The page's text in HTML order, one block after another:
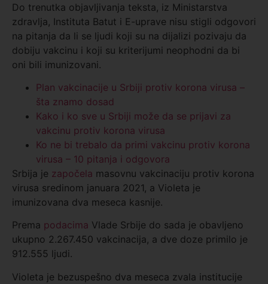
Do trenutka objavljivanja teksta, iz Ministarstva
zdravlja, Instituta Batut i E-uprave nisu stigli odgovori
na pitanja da li se ljudi koji su na dijalizi pozivaju da
dobiju vakcinu i koji su kriterijumi neophodni da bi
oni bili imunizovani.
Plan vakcinacije u Srbiji protiv korona virusa –
šta znamo dosad
Kako i ko sve u Srbiji može da se prijavi za
vakcinu protiv korona virusa
Ko ne bi trebalo da primi vakcinu protiv korona
virusa – 10 pitanja i odgovora
Srbija je započela masovnu vakcinaciju protiv korona
virusa sredinom januara 2021, a Violeta je
imunizovana dva meseca kasnije.
Prema podacima Vlade Srbije do sada je obavljeno
ukupno 2.267.450 vakcinacija, a dve doze primilo je
912.555 ljudi.
Violeta je bezuspešno dva meseca zvala institucije